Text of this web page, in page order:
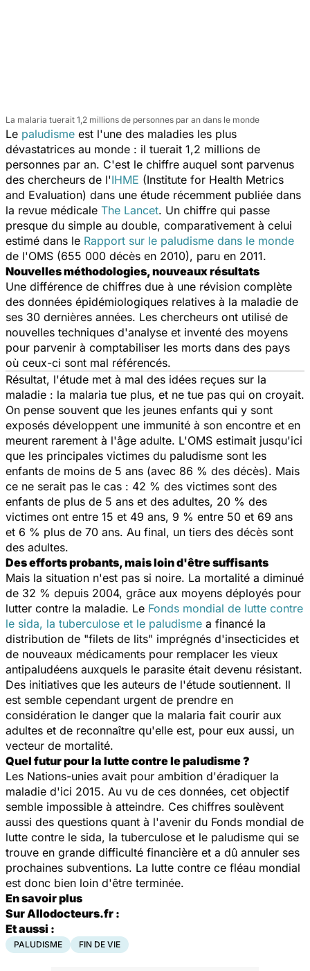
La malaria tuerait 1,2 millions de personnes par an dans le monde
Le paludisme est l'une des maladies les plus
dévastatrices au monde : il tuerait 1,2 millions de
personnes par an. C'est le chiffre auquel sont parvenus
des chercheurs de l'IHME (Institute for Health Metrics
and Evaluation) dans une étude récemment publiée dans
la revue médicale The Lancet. Un chiffre qui passe
presque du simple au double, comparativement à celui
estimé dans le Rapport sur le paludisme dans le monde
de l'OMS (655 000 décès en 2010), paru en 2011.
Nouvelles méthodologies, nouveaux résultats
Une différence de chiffres due à une révision complète
des données épidémiologiques relatives à la maladie de
ses 30 dernières années. Les chercheurs ont utilisé de
nouvelles techniques d'analyse et inventé des moyens
pour parvenir à comptabiliser les morts dans des pays
où ceux-ci sont mal référencés.
Résultat, l'étude met à mal des idées reçues sur la
maladie : la malaria tue plus, et ne tue pas qui on croyait.
On pense souvent que les jeunes enfants qui y sont
exposés développent une immunité à son encontre et en
meurent rarement à l'âge adulte. L'OMS estimait jusqu'ici
que les principales victimes du paludisme sont les
enfants de moins de 5 ans (avec 86 % des décès). Mais
ce ne serait pas le cas : 42 % des victimes sont des
enfants de plus de 5 ans et des adultes, 20 % des
victimes ont entre 15 et 49 ans, 9 % entre 50 et 69 ans
et 6 % plus de 70 ans. Au final, un tiers des décès sont
des adultes.
Des efforts probants, mais loin d'être suffisants
Mais la situation n'est pas si noire. La mortalité a diminué
de 32 % depuis 2004, grâce aux moyens déployés pour
lutter contre la maladie. Le Fonds mondial de lutte contre
le sida, la tuberculose et le paludisme a financé la
distribution de "filets de lits" imprégnés d'insecticides et
de nouveaux médicaments pour remplacer les vieux
antipaludéens auxquels le parasite était devenu résistant.
Des initiatives que les auteurs de l'étude soutiennent. Il
est semble cependant urgent de prendre en
considération le danger que la malaria fait courir aux
adultes et de reconnaître qu'elle est, pour eux aussi, un
vecteur de mortalité.
Quel futur pour la lutte contre le paludisme ?
Les Nations-unies avait pour ambition d'éradiquer la
maladie d'ici 2015. Au vu de ces données, cet objectif
semble impossible à atteindre. Ces chiffres soulèvent
aussi des questions quant à l'avenir du Fonds mondial de
lutte contre le sida, la tuberculose et le paludisme qui se
trouve en grande difficulté financière et a dû annuler ses
prochaines subventions. La lutte contre ce fléau mondial
est donc bien loin d'être terminée.
En savoir plus
Sur Allodocteurs.fr :
Et aussi :
PALUDISME FIN DE VIE